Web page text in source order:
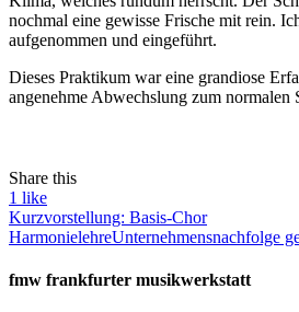
nochmal eine gewisse Frische mit rein.
aufgenommen und eingeführt.
Dieses Praktikum war eine grandiose
angenehme Abwechslung zum normalen
Share this
1 like
Kurzvorstellung: Basis-Chor
HarmonielehreUnternehmensnachfolge
fmw frankfurter musikwerkstatt